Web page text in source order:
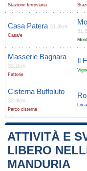
Stazione ferroviaria
Casa Patera 31.8km
Casa/e
Masserie Bagnara
32.1km
Fattorie
Il
Cisterna Buffoluto
32.4km
Parco cisterne
ATTIVITÀ E
LIBERO
MANDURIA